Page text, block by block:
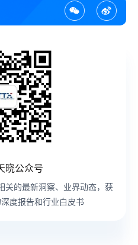
晓公众号
关的最新洞察、业界动态，获
度报告和行业白皮书